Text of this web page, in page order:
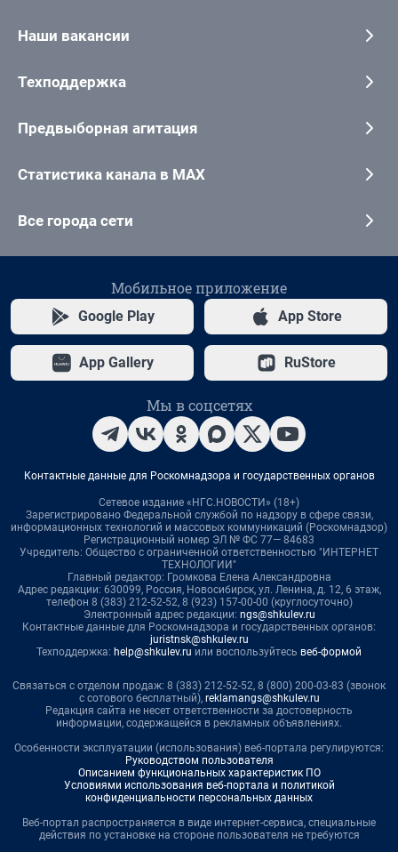
Наши вакансии
Техподдержка
Предвыборная агитация
Статистика канала в MAX
Все города сети
Мобильное приложение
Google Play App Store
App Gallery RuStore
Мы в соцсетях
Контактные данные для Роскомнадзора и государственных органов
Сетевое издание «НГС.НОВОСТИ» (18+)
Зарегистрировано Федеральной службой по надзору в сфере связи,
информационных технологий и массовых коммуникаций (Роскомнадзор)
Регистрационный номер ЭЛ № ФС 77— 84683
Учредитель: Общество с ограниченной ответственностью "ИНТЕРНЕТ
ТЕХНОЛОГИИ"
Главный редактор: Громкова Елена Александровна
Адрес редакции: 630099, Россия, Новосибирск, ул. Ленина, д. 12, 6 этаж,
телефон 8 (383) 212-52-52, 8 (923) 157-00-00 (круглосуточно)
Электронный адрес редакции: ngs@shkulev.ru
Контактные данные для Роскомнадзора и государственных органов:
juristnsk@shkulev.ru
Техподдержка: help@shkulev.ru или воспользуйтесь веб-формой
Связаться с отделом продаж: 8 (383) 212-52-52, 8 (800) 200-03-83 (звонок
с сотового бесплатный), reklamangs@shkulev.ru
Редакция сайта не несет ответственности за достоверность
информации, содержащейся в рекламных объявлениях.
Особенности эксплуатации (использования) веб-портала регулируются:
Руководством пользователя
Описанием функциональных характеристик ПО
Условиями использования веб-портала и политикой
конфиденциальности персональных данных
Веб-портал распространяется в виде интернет-сервиса, специальные
действия по установке на стороне пользователя не требуются